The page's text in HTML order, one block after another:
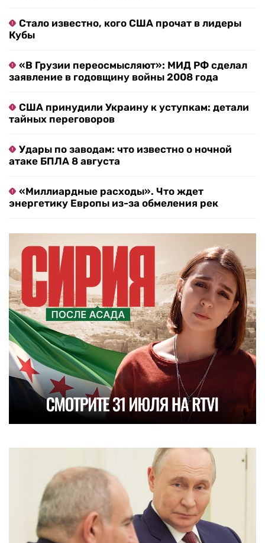
Стало известно, кого США прочат в лидеры
Кубы
«В Грузии переосмысляют»: МИД РФ сделал
заявление в годовщину войны 2008 года
США принудили Украину к уступкам: детали
тайных переговоров
Удары по заводам: что известно о ночной
атаке БПЛА 8 августа
«Миллиардные расходы». Что ждет
энергетику Европы из-за обмеления рек